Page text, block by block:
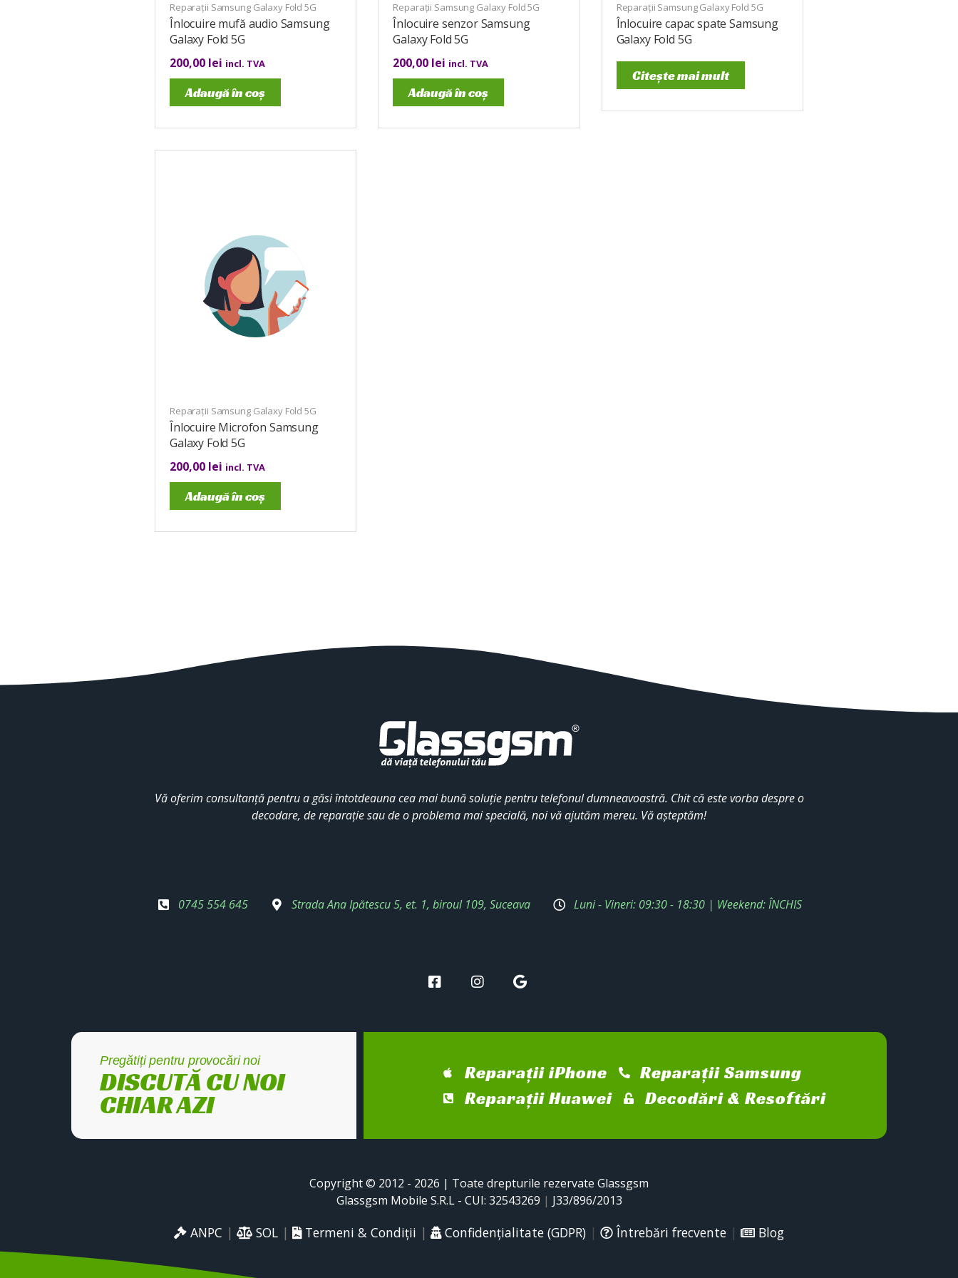
Reparații Samsung Galaxy Fold 5G
Înlocuire mufă audio Samsung
Galaxy Fold 5G
200,00 lei incl. TVA
Adaugă în coș
Reparații Samsung Galaxy Fold 5G
Înlocuire senzor Samsung
Galaxy Fold 5G
200,00 lei incl. TVA
Adaugă în coș
Reparații Samsung Galaxy Fold 5G
Înlocuire capac spate Samsung
Galaxy Fold 5G
Citește mai mult
Reparații Samsung Galaxy Fold 5G
Înlocuire Microfon Samsung
Galaxy Fold 5G
200,00 lei incl. TVA
Adaugă în coș
Vă oferim consultanță pentru a găsi întotdeauna cea mai bună soluție pentru telefonul dumneavoastră. Chit că este vorba despre o
decodare, de reparație sau de o problema mai specială, noi vă ajutăm mereu. Vă așteptăm!
0745 554 645 Strada Ana Ipătescu 5, et. 1, biroul 109, Suceava Luni - Vineri: 09:30 - 18:30 | Weekend: ÎNCHIS
Pregătiți pentru provocări noi
DISCUTĂ CU NOI
CHIAR AZI
Reparații iPhone
Reparații Samsung
Reparații Huawei
Decodări & Resoftări
Copyright © 2012 - 2026 | Toate drepturile rezervate Glassgsm
Glassgsm Mobile S.R.L - CUI: 32543269 | J33/896/2013
ANPC | SOL | Termeni & Condiții | Confidențialitate (GDPR) | Întrebări frecvente | Blog